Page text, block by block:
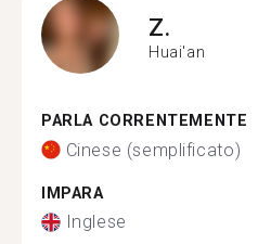
Z.
Huai'an
PARLA CORRENTEMENTE
Cinese (semplificato)
IMPARA
Inglese